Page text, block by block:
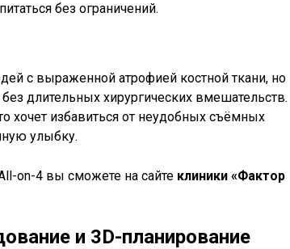
без ограничений.
с выраженной атрофией костной ткани, но
длительных хирургических вмешательств.
хочет избавиться от неудобных съёмных
улыбку.
on-4 вы сможете на сайте клиники «Фактор
и 3D-планирование